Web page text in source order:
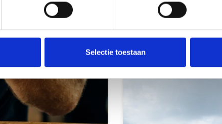
Selectie toestaanBereikbaar